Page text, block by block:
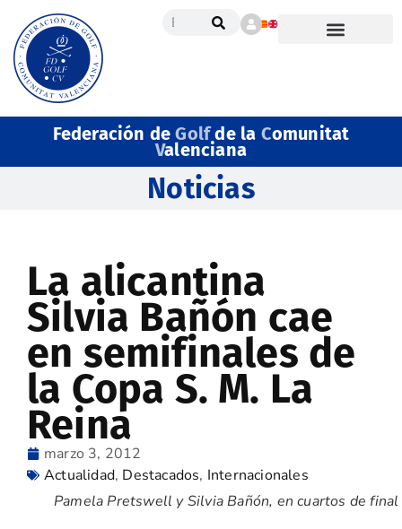
Federación deGolfde la Comunitat
Valenciana
Noticias
La alicantina
Silvia Bañón cae
en semifinales de
la Copa S. M. La
Reina
marzo 3, 2012
Actualidad, Destacados, Internacionales
Pamela Pretswell y Silvia Bañón, en cuartos de final